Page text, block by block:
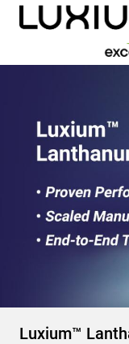
content
Radiation Detection
简体中文
Luxium™